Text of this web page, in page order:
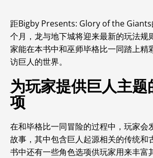
距Bigby Presents: Glory of the Giants
个月，龙与地下城将迎来最新的玩法规
家能在本书中和巫师毕格比一同踏上精
访巨人的世界。
为玩家提供巨人主题
项
在和毕格比一同冒险的过程中，玩家会
故事，其中包含巨人起源相关的传统和
书中还有一些角色选项供玩家用来丰富